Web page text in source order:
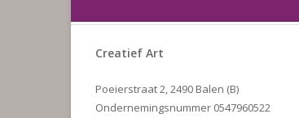
Creatief Art
Poeierstraat 2, 2490 Balen (B)
Ondernemingsnummer 0547960522